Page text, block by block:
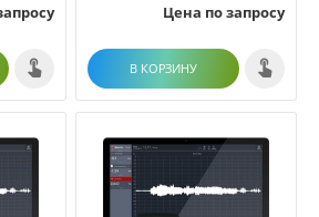
Цена по запросу
В КОРЗИНУ